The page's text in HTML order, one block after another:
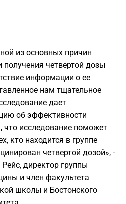
из основных причин
четвертой дозы
информации о ее
нам тщательное
дает
об эффективности
исследование поможет
кто находится в группе
четвертой дозой», -
директор группы
и член факультета
школы и Бостонского